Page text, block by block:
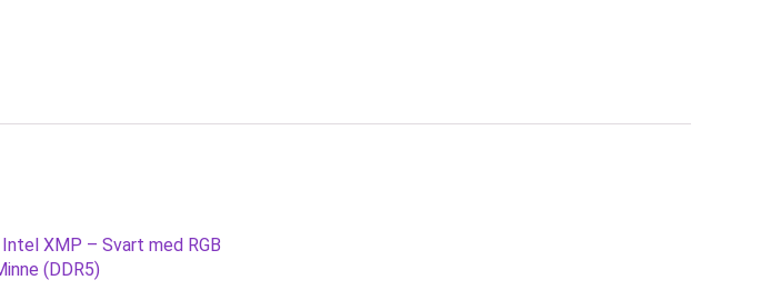
(DDR5)